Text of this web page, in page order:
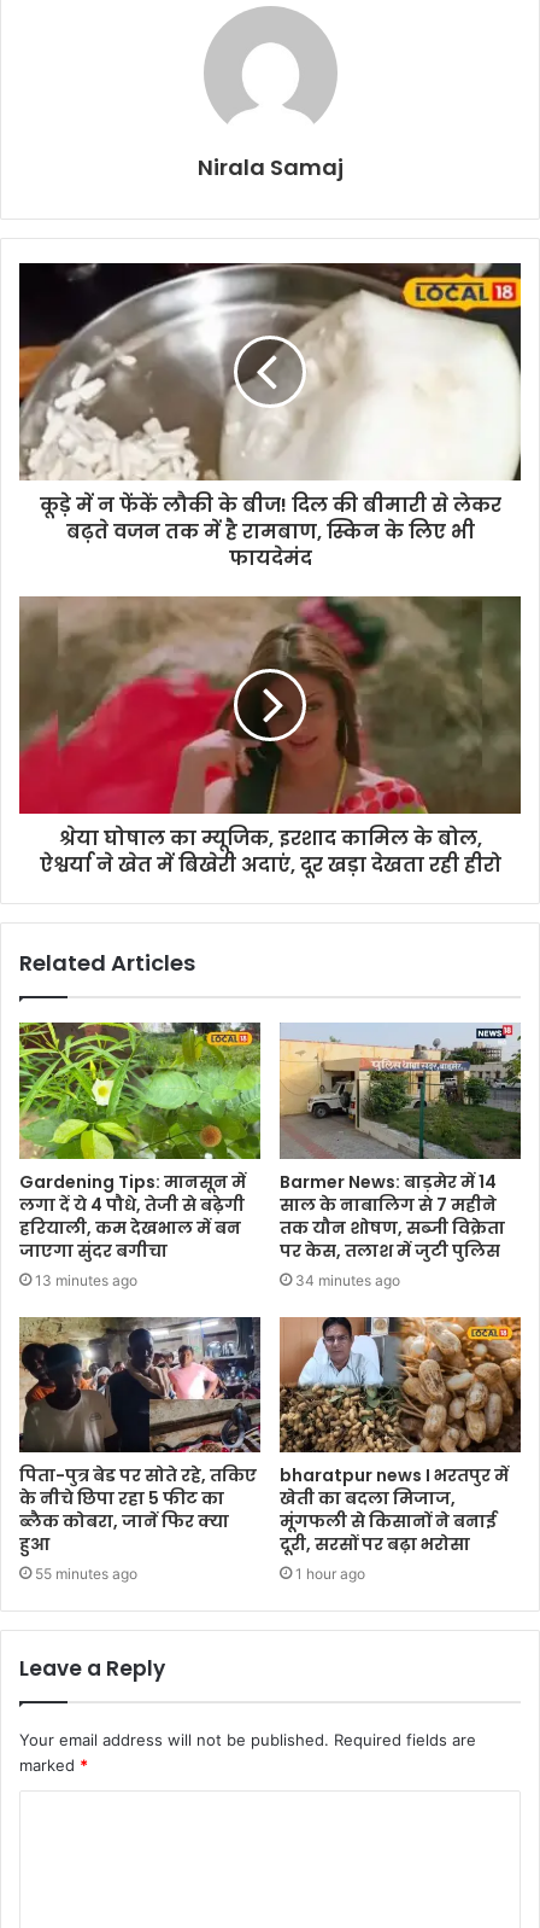
Nirala Samaj
कूड़े में न फेंकें लौकी के बीज! दिल की बीमारी से लेकर
बढ़ते वजन तक में है रामबाण, स्किन के लिए भी
फायदेमंद
श्रेया घोषाल का म्यूजिक, इरशाद कामिल के बोल,
ऐश्वर्या ने खेत में बिखेरी अदाएं, दूर खड़ा देखता रही हीरो
Related Articles
Gardening Tips: मानसून में
लगा दें ये 4 पौधे, तेजी से बढ़ेगी
हरियाली, कम देखभाल में बन
जाएगा सुंदर बगीचा
13 minutes ago
Barmer News: बाड़मेर में 14
साल के नाबालिग से 7 महीने
तक यौन शोषण, सब्जी विक्रेता
पर केस, तलाश में जुटी पुलिस
34 minutes ago
पिता-पुत्र बेड पर सोते रहे, तकिए
के नीचे छिपा रहा 5 फीट का
ब्लैक कोबरा, जानें फिर क्या
हुआ
55 minutes ago
bharatpur news I भरतपुर में
खेती का बदला मिजाज,
मूंगफली से किसानों ने बनाई
दूरी, सरसों पर बढ़ा भरोसा
1 hour ago
Leave a Reply
Your email address will not be published. Required fields are
marked *